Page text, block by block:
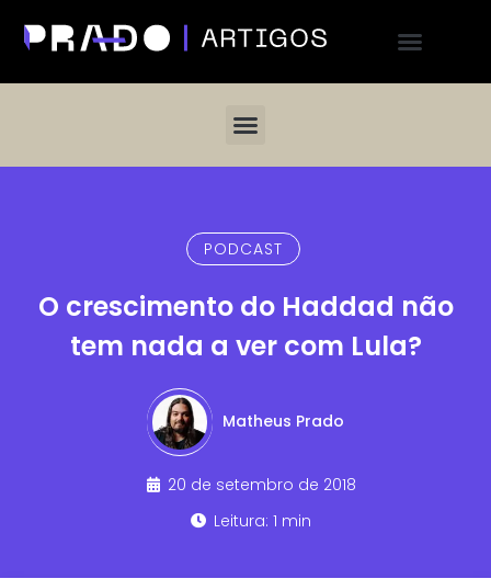
PODCAST
O crescimento do Haddad não
tem nada a ver com Lula?
Matheus Prado
20 de setembro de 2018
Leitura: 1 min